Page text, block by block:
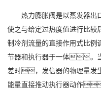
热力膨胀阀是以蒸发器出
使之与给定过热度值进行比较
制冷剂流量的直接作用式比
节器和执行器于一体。
差时，发信器的物理量
能量直接推动执行器动作